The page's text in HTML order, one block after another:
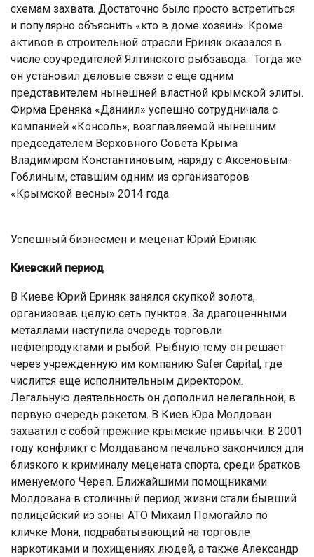
схемам захвата. Достаточно было просто встретиться
и популярно объяснить «кто в доме хозяин». Кроме
активов в строительной отрасли Ериняк оказался в
числе соучредителей Ялтинского рыбзавода. Тогда же
он установил деловые связи с еще одним
представителем нынешней властной крымской элиты.
Фирма Ереняка «Даниил» успешно сотрудничала с
компанией «Консоль», возглавляемой нынешним
председателем Верховного Совета Крыма
Владимиром Константиновым, наряду с Аксеновым-
Гоблиным, ставшим одним из организаторов
«Крымской весны» 2014 года.
Успешный бизнесмен и меценат Юрий Ериняк
Киевский период
В Киеве Юрий Ериняк занялся скупкой золота,
организовав целую сеть пунктов. За драгоценными
металлами наступила очередь торговли
нефтепродуктами и рыбой. Рыбную тему он решает
через учрежденную им компанию Safer Capital, где
числится еще исполнительным директором.
Легальную деятельность он дополнил нелегальной, в
первую очередь рэкетом. В Киев Юра Молдован
захватил с собой прежние крымские привычки. В 2001
году конфликт с Молдаваном печально закончился для
близкого к криминалу мецената спорта, среди братков
именуемого Череп. Ближайшими помощниками
Молдована в столичный период жизни стали бывший
полицейский из зоны АТО Михаил Помогайло по
кличке Моня, подрабатывающий на торговле
наркотиками и похищениях людей, а также Александр